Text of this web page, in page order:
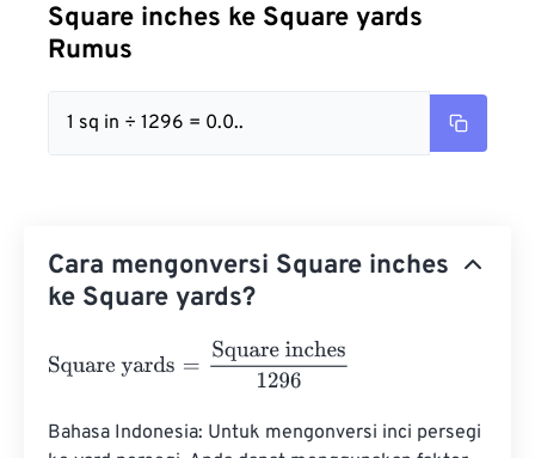
Square inches ke Square yards
Rumus
1 sq in ÷ 1296 = 0.0..
Cara mengonversi Square inches
ke Square yards?
Square yards = Square inches1296
Bahasa Indonesia: Untuk mengonversi inci persegi